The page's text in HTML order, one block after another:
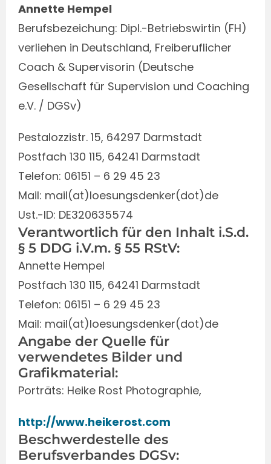
Annette Hempel
Berufsbezeichung: Dipl.-Betriebswirtin (FH)
verliehen in Deutschland, Freiberuflicher
Coach & Supervisorin (Deutsche
Gesellschaft für Supervision und Coaching
e.V. / DGSv)
Pestalozzistr. 15, 64297 Darmstadt
Postfach 130 115, 64241 Darmstadt
Telefon: 06151 – 6 29 45 23
Mail: mail(at)loesungsdenker(dot)de
Ust.-ID: DE320635574
Verantwortlich für den Inhalt i.S.d.
§ 5 DDG i.V.m. § 55 RStV:
Annette Hempel
Postfach 130 115, 64241 Darmstadt
Telefon: 06151 – 6 29 45 23
Mail: mail(at)loesungsdenker(dot)de
Angabe der Quelle für
verwendetes Bilder und
Grafikmaterial:
Porträts: Heike Rost Photographie,
http://www.heikerost.com
Beschwerdestelle des
Berufsverbandes DGSv: